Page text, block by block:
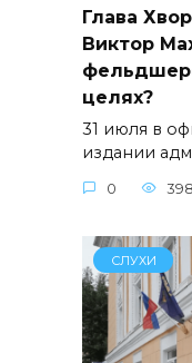
Глава
Виктор
целях?
31 июля в
издании
0 398
СЛУХИ